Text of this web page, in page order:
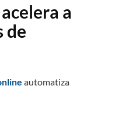
a
de
automatiza